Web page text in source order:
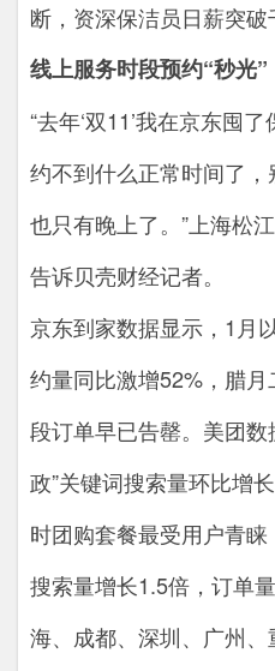
断，资深保洁员日薪突破
线上服务时段预约“秒光
“去年‘双11’我在京东囤
约不到什么正常时间了
也只有晚上了。”上海松
告诉贝壳财经记者。
京东到家数据显示，1月
约量同比激增52%，腊
段订单早已告罄。美团数
政”关键词搜索量环比增
时团购套餐最受用户青睐
搜索量增长1.5倍，订单
海、成都、深圳、广州